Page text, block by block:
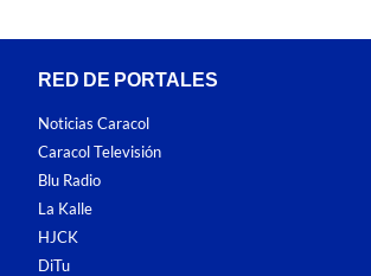
RED DE PORTALES
Noticias Caracol
Caracol Televisión
Blu Radio
La Kalle
HJCK
DiTu